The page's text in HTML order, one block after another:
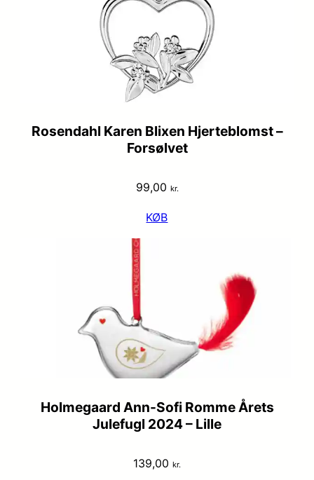
Rosendahl Karen Blixen Hjerteblomst –
Forsølvet
99,00 kr.
KØB
Holmegaard Ann-Sofi Romme Årets
Julefugl 2024 – Lille
139,00 kr.